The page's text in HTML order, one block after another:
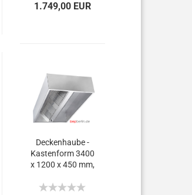
1.749,00 EUR
Deckenhaube -
Kastenform 3400
x 1200 x 450 mm,